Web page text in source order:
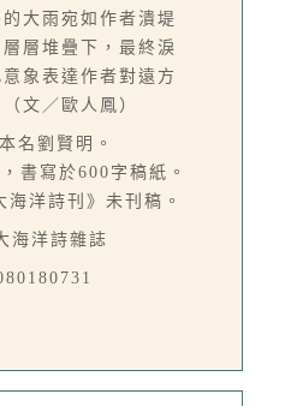
大雨宛如作者潰堤
層堆疊下，最終淚
象表達作者對遠方
文／歐人鳳）
名劉賢明。
書寫於600字稿紙。
洋詩刊》未刊稿。
海洋詩雜誌